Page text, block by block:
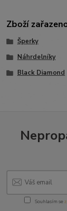
Zboží
Šperky
Náhrdelníky
Black Diamond
Souhlasím se